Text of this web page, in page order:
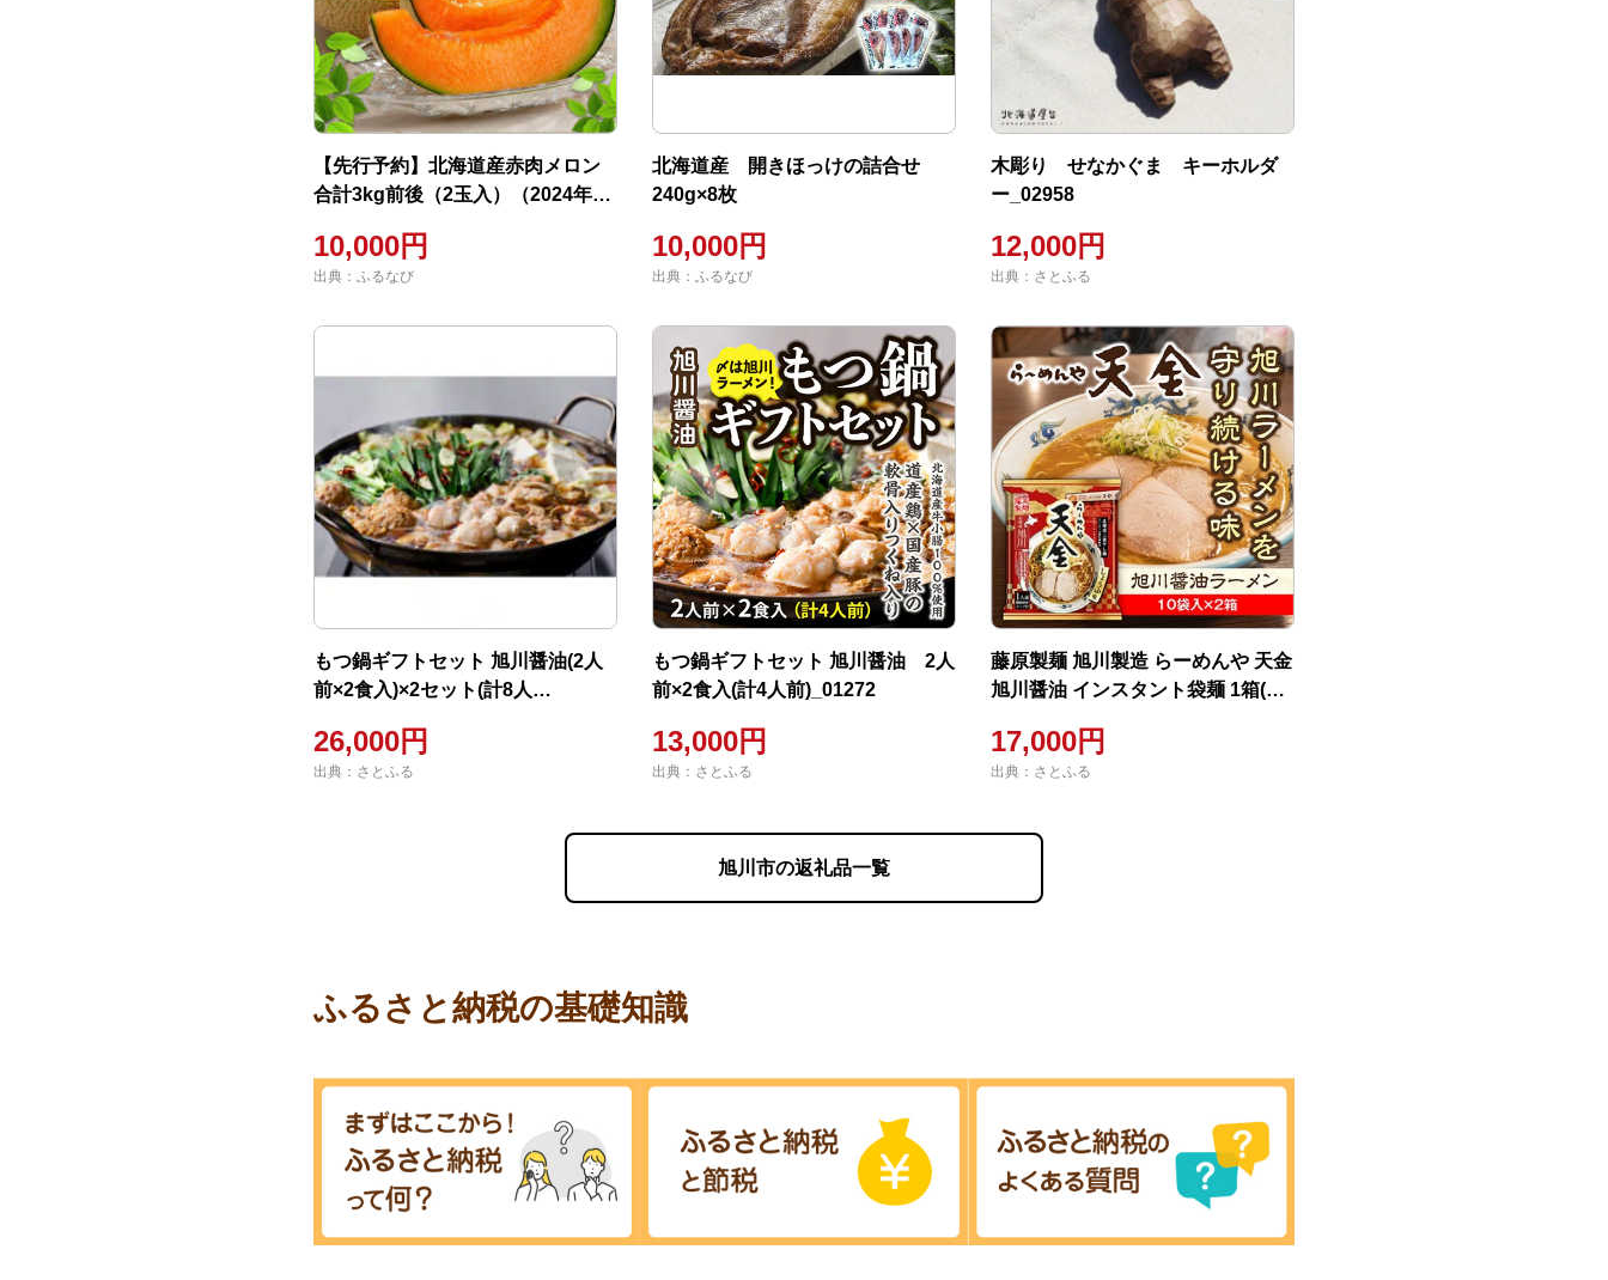
【先行予約】北海道産赤肉メロン
合計3kg前後（2玉入）（2024年8
くだもの フルーツ 】
10,000円
出典：ふるなび
北海道産 開きほっけの詰合せ
240g×8枚
10,000円
出典：ふるなび
木彫り せなかぐま キーホルダ
ー_02958
12,000円
出典：さとふる
もつ鍋ギフトセット 旭川醤油(2人
前×2食入)×2セット(計8人
26,000円
出典：さとふる
もつ鍋ギフトセット 旭川醤油 2人
前×2食入(計4人前)_01272
13,000円
出典：さとふる
藤原製麺 旭川製造 らーめんや 天金
旭川醤油 インスタント袋麺 1箱(10
17,000円
出典：さとふる
旭川市の返礼品一覧
ふるさと納税の基礎知識